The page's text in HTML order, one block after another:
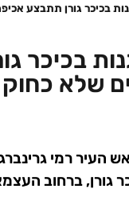
בכיכר גורן תתבצע
בכיכר
שלא כחוק
ראש העיר רמי
גורן, ברחוב